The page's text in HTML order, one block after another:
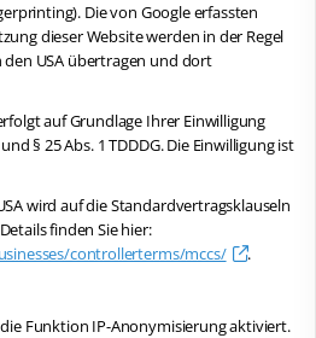
Die von Google erfassten
dieser Website werden in der Regel
den USA übertragen und dort
auf Grundlage Ihrer Einwilligung
§ 25 Abs. 1 TDDDG. Die Einwilligung ist
wird auf die Standardvertragsklauseln
finden Sie hier:
controllerterms/mccs/
.
Funktion IP-Anonymisierung aktiviert.